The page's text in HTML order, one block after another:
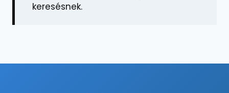
keresésnek.